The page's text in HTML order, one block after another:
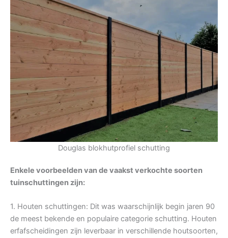
Douglas blokhutprofiel schutting
Enkele voorbeelden van de vaakst verkochte soorten
tuinschuttingen zijn:
1. Houten schuttingen: Dit was waarschijnlijk begin jaren 90
de meest bekende en populaire categorie schutting. Houten
erfafscheidingen zijn leverbaar in verschillende houtsoorten,